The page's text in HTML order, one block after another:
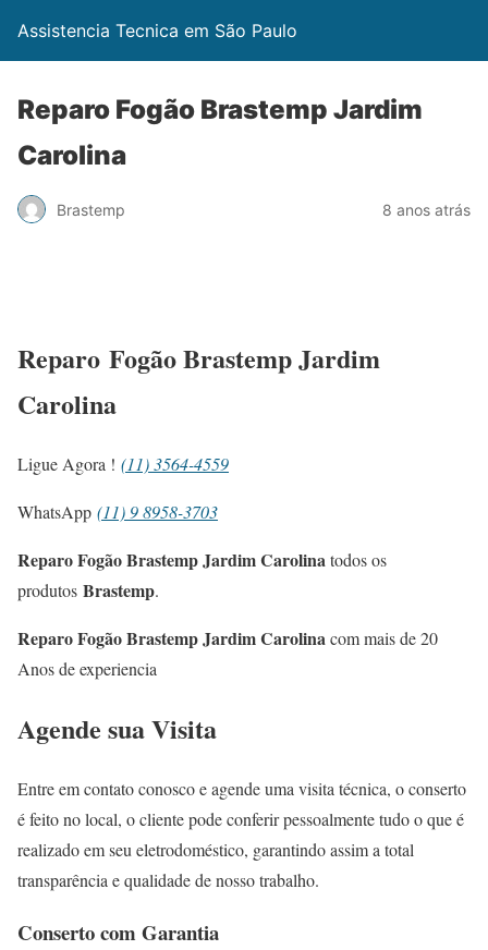
Assistencia Tecnica em São Paulo
Reparo Fogão Brastemp Jardim
Carolina
Brastemp 8 anos atrás
Reparo Fogão Brastemp Jardim
Carolina
Ligue Agora ! (11) 3564-4559
WhatsApp (11) 9 8958-3703
Reparo Fogão Brastemp Jardim Carolinatodos os
produtos Brastemp.
Reparo Fogão Brastemp Jardim Carolinacom mais de 20
Anos de experiencia
Agende sua Visita
Entre em contato conosco e agende uma visita técnica, o conserto
é feito no local, o cliente pode conferir pessoalmente tudo o que é
realizado em seu eletrodoméstico, garantindo assim a total
transparência e qualidade de nosso trabalho.
Conserto com Garantia